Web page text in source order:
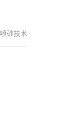
喷砂技术